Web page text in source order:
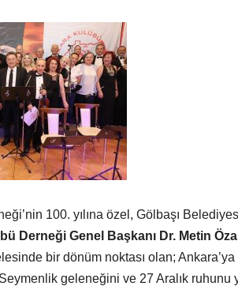
100. yılına özel, Gölbaşı
Derneği Genel Başkanı Dr. Metin
bir dönüm noktası olan;
geleneğini ve 27 Aralık ruhunu